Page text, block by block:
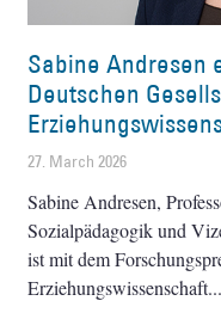
Sabine Andresen
Deutschen
27. March 2026
Sabine Andresen,
Sozialpädagogik und
ist mit dem
Erziehungswissenschaft